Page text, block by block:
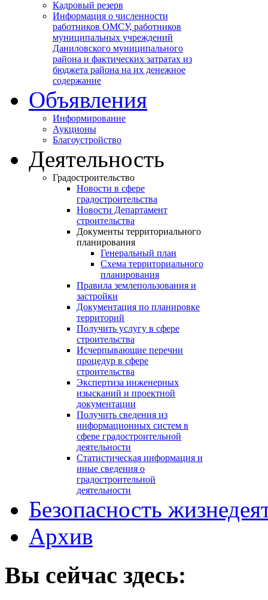
Кадровый резерв
Информация о численности
работников ОМСУ, работников
муниципальных учреждений
Даниловского муниципального
района и фактических затратах из
бюджета района на их денежное
содержание
Объявления
Информирование
Аукционы
Благоустройство
Деятельность
Градостроительство
Новости в сфере
градостроительства
Новости Департамент
строительства
Документы территориального
планирования
Генеральный план
Схема территориального
планирования
Правила землепользования и
застройки
Документация по планировке
территорий
Получить услугу в сфере
строительства
Исчерпывающие перечни
процедур в сфере
строительства
Экспертиза инженерных
изысканий и проектной
документации
Получить сведения из
информационных систем в
сфере градостроительной
деятельности
Статистическая информация и
иные сведения о
градостроительной
деятельности
Безопасность
Архив
Вы сейчас здесь: